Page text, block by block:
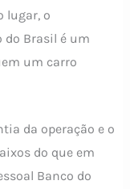
lugar, o
do Brasil é um
um carro
da operação e o
do que em
Banco do